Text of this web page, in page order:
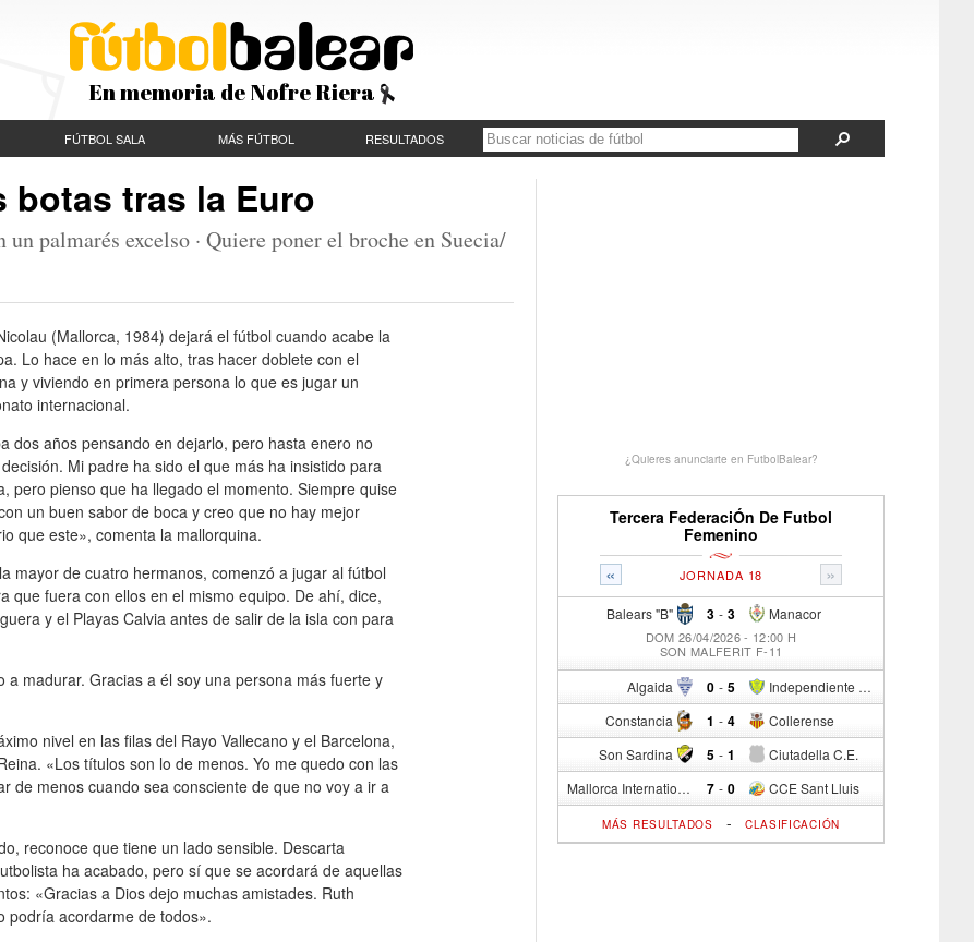
En memoria de Nofre Riera
FÚTBOL SALA MÁS FÚTBOL RESULTADOS
botas tras la Euro
palmarés excelso · Quiere poner el broche en Suecia/
(Mallorca, 1984) dejará el fútbol cuando acabe la
Lo hace en lo más alto, tras hacer doblete con el
y viviendo en primera persona lo que es jugar un
internacional.
dos años pensando en dejarlo, pero hasta enero no
Mi padre ha sido el que más ha insistido para
pero pienso que ha llegado el momento. Siempre quise
un buen sabor de boca y creo que no hay mejor
que este», comenta la mallorquina.
mayor de cuatro hermanos, comenzó a jugar al fútbol
que fuera con ellos en el mismo equipo. De ahí, dice,
y el Playas Calvia antes de salir de la isla con para
madurar. Gracias a él soy una persona más fuerte y
nivel en las filas del Rayo Vallecano y el Barcelona,
«Los títulos son lo de menos. Yo me quedo con las
de menos cuando sea consciente de que no voy a ir a
reconoce que tiene un lado sensible. Descarta
ha acabado, pero sí que se acordará de aquellas
«Gracias a Dios dejo muchas amistades. Ruth
acordarme de todos».
¿Quieres anunciarte en FutbolBalear?
Tercera FederaciÓn De Futbol
Femenino
« »
JORNADA 18
Balears "B" 3 - Manacor
3
DOM 26/04/2026 - 12:00 H
SON MALFERIT F-11
Algaida 0 - Independiente C/R
5
Constancia 1 - Collerense
4
Son Sardina 5 - Ciutadella C.E.
1
Mallorca International Football Club del S.p. 7 - CCE Sant Lluis
0
MÁS RESULTADOS - CLASIFICACIÓN